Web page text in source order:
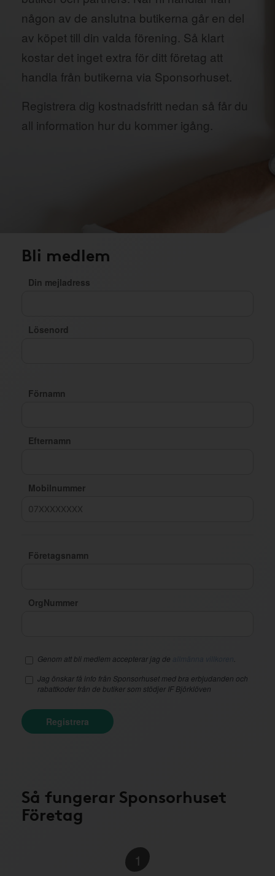
någon av de anslutna butikerna går en del
av köpet till din valda förening. Så klart
kostar det inget extra för ditt företag att
handla från butikerna via Sponsorhuset.
Registrera dig kostnadsfritt nedan så får du
all information hur du kommer igång.
Bli medlem
Din mejladress
Lösenord
Förnamn
Efternamn
Mobilnummer
Företagsnamn
OrgNummer
Genom att bli medlem accepterar jag de
Jag önskar få info från Sponsorhuset med bra erbjudanden och
rabattkoder från de butiker som stödjer IF Björklöven
Registrera
Så fungerar Sponsorhuset
Företag
1